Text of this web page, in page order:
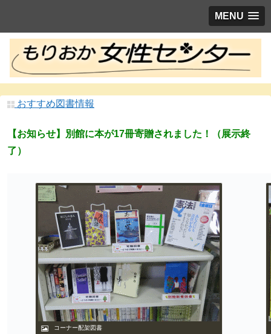
MENU
おすすめ図書情報
【お知らせ】別館に本が17冊寄贈されました！（展示終
了）
コーナー配架図書